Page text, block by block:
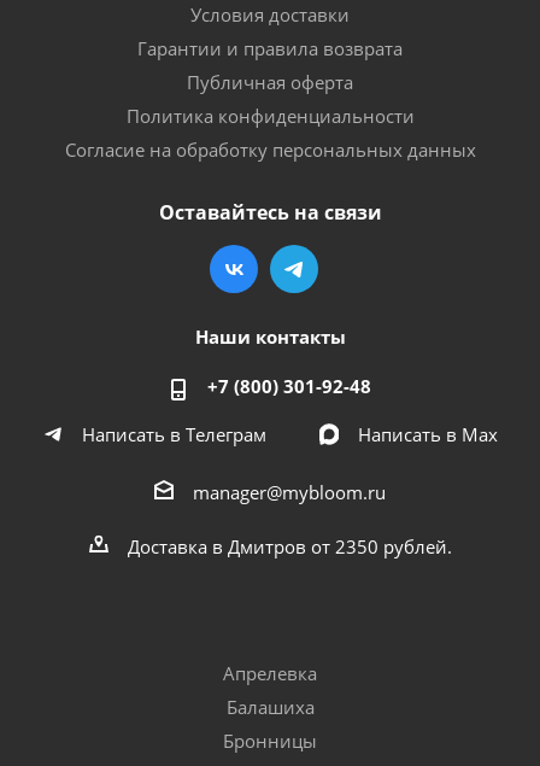
Условия доставки
Гарантии и правила возврата
Публичная оферта
Политика конфиденциальности
Согласие на обработку персональных данных
Оставайтесь на связи
Наши контакты
+7 (800) 301-92-48
Написать в Телеграм
Написать в Мах
manager@mybloom.ru
Доставка в Дмитров от 2350 рублей.
Апрелевка
Балашиха
Бронницы